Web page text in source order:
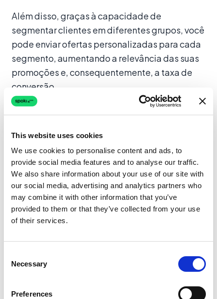
This website uses cookies
We use cookies to personalise content and ads, to
provide social media features and to analyse our traffic.
We also share information about your use of our site with
our social media, advertising and analytics partners who
may combine it with other information that you’ve
provided to them or that they’ve collected from your use
of their services.
Selection
Necessary
Preferences
Além disso, graças à capacidade de
segmentar clientes em diferentes grupos, você
pode enviar ofertas personalizadas para cada
segmento, aumentando a relevância das suas
promoções e, consequentemente, a taxa de
conversão.
3. Suporte e Assistência ao Cliente
Outro uso importante dos grupos do WhatsApp
é oferecersuporte ao cliente. Você pode criar
um grupo específico para oferecer assistência
em tempo real aos clientes que têm dúvidas
sobre seus produtos ou serviços.
Esses grupos podem ser geridos por
perguntas e resolvem problemas rapidamente.
perguntas frequentes (FAQ) para que todos os
membros possam encontrar respostas sem